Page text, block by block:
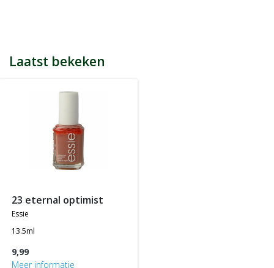
Tijdens het afrekenen zie je dan onderaan een optie om je
spaarpunten in te wisselen, 100 spaarpunten = € 5 korting, 200
In jouw accountgegevens kun je altijd jou actuele aantal
LET OP: Je ontvangt geen spaarpunten op producten die al tegen
een bepaalde actieprijs of met een bepaalde korting worden
aangeboden, m.a.w. je ontvangt alleen spaarpunten op
producten die tegen de normale of standaard verkoopprijs
Laatst bekeken
23 eternal optimist
essie
13.5ml
9,99
Meer informatie